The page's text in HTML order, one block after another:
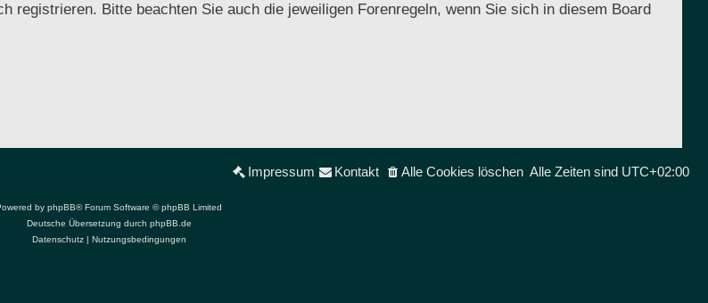
registrieren. Bitte beachten Sie auch die jeweiligen Forenregeln, wenn Sie sich in diesem Board
Alle Zeiten sind UTC+02:00
Alle Cookies löschen
Impressum Kontakt
by phpBB® Forum Software © phpBB Limited
Deutsche Übersetzung durch phpBB.de
Datenschutz| Nutzungsbedingungen